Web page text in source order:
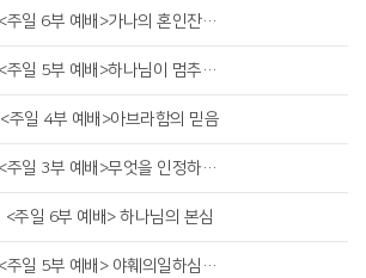
<주일 6부 예배>가나의 혼인잔치2
<주일 5부 예배>하나님이 멈추게 하실 때
<주일 4부 예배>아브라함의 믿음
<주일 3부 예배>무엇을 인정하며 살아가야 하는가
<주일 6부 예배> 하나님의 본심
<주일 5부 예배> 야훼의일하심을 기억하라